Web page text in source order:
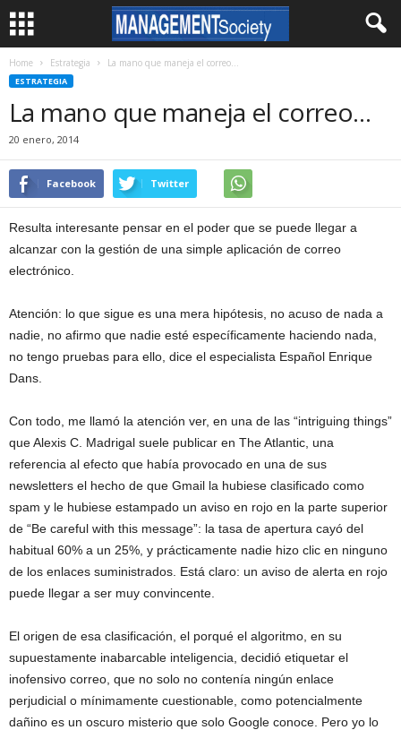
Home Estrategia La mano que maneja el correo…
ESTRATEGIA
La mano que maneja el correo…
20 enero, 2014
Facebook Twitter
Resulta interesante pensar en el poder que se puede llegar a
alcanzar con la gestión de una simple aplicación de correo
electrónico.
Atención: lo que sigue es una mera hipótesis, no acuso de nada a
nadie, no afirmo que nadie esté específicamente haciendo nada,
no tengo pruebas para ello, dice el especialista Español Enrique
Dans.
Con todo, me llamó la atención ver, en una de las “intriguing things”
que Alexis C. Madrigal suele publicar en The Atlantic, una
referencia al efecto que había provocado en una de sus
newsletters el hecho de que Gmail la hubiese clasificado como
spam y le hubiese estampado un aviso en rojo en la parte superior
de “Be careful with this message”: la tasa de apertura cayó del
habitual 60% a un 25%, y prácticamente nadie hizo clic en ninguno
de los enlaces suministrados. Está claro: un aviso de alerta en rojo
puede llegar a ser muy convincente.
El origen de esa clasificación, el porqué el algoritmo, en su
supuestamente inabarcable inteligencia, decidió etiquetar el
inofensivo correo, que no solo no contenía ningún enlace
perjudicial o mínimamente cuestionable, como potencialmente
dañino es un oscuro misterio que solo Google conoce. Pero yo lo